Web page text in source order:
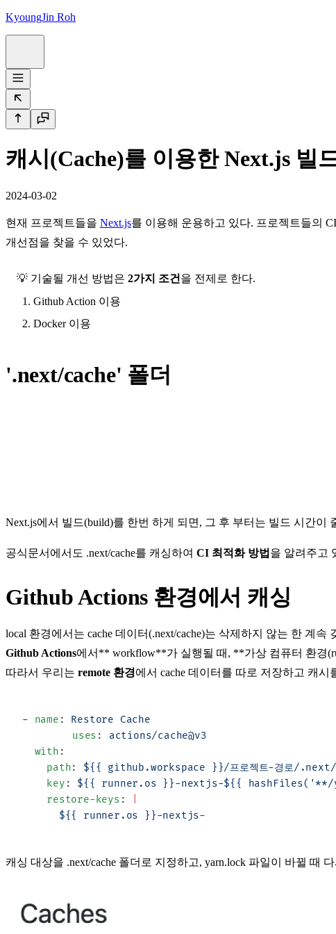
KyoungJin Roh
캐시(Cache)를 이용한 Next.js 빌
2024-03-02
현재 프로젝트들을 Next.js를 이용해 운용하고 있다. 프로젝트들의
개선점을 찾을 수 있었다.
💡 기술될 개선 방법은 2가지 조건 을 전제로 한다.
Github Action 이용
Docker 이용
'.next/cache' 폴더
Next.js에서 빌드(build)를 한번 하게 되면, 그 후 부터는 빌드 시간이
공식문서에서도 .next/cache를 캐싱하여 CI 최적화 방법 을 알려주고
Github Actions 환경에서 캐싱
local 환경에서는 cache 데이터(.next/cache)는 삭제하지 않는 한 계속
Github Actions에서** workflow**가 실행될 때, **가상 컴퓨터 환경
따라서 우리는 remote 환경에서 cache 데이터 를 따로 저장하고 캐시
- name : Restore Cache
	uses
: actions/cache@v3
  with
:
    path
: ${{ github.workspace }}/프로젝트-경로/.next/
    key
: ${{ runner.os }}-nextjs-${{
    restore-keys
:
      ${{ runner.os }}-nextjs-
캐싱 대상을 .next/cache 폴더로 지정하고, yarn.lock 파일이 바뀔 때